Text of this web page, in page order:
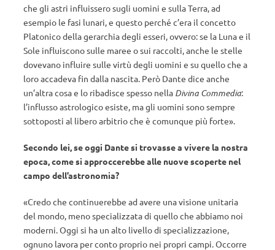
che gli astri influissero sugli uomini e sulla Terra, ad
esempio le fasi lunari, e questo perché c’era il concetto
Platonico della gerarchia degli esseri, ovvero: se la Luna e il
Sole influiscono sulle maree o sui raccolti, anche le stelle
dovevano influire sulle virtù degli uomini e su quello che a
loro accadeva fin dalla nascita. Però Dante dice anche
un’altra cosa e lo ribadisce spesso nella Divina Commedia:
l’influsso astrologico esiste, ma gli uomini sono sempre
sottoposti al libero arbitrio che è comunque più forte».
Secondo lei, se oggi Dante si trovasse a vivere la nostra
epoca, come si approccerebbe alle nuove scoperte nel
campo dell’astronomia?
«Credo che continuerebbe ad avere una visione unitaria
del mondo, meno specializzata di quello che abbiamo noi
moderni. Oggi si ha un alto livello di specializzazione,
ognuno lavora per conto proprio nei propri campi. Occorre